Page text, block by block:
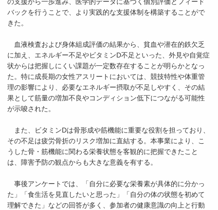
の支援から一歩進み、医学的データに基づく個別評価とフィード
バックを行うことで、より実践的な支援体制を構築することがで
きた。
血液検査および身体組成評価の結果から、貧血や潜在的鉄欠乏
に加え、エネルギー不足やビタミンD不足といった、外見や自覚症
状からは把握しにくい課題が一定数存在することが明らかとなっ
た。特に成長期の女性アスリートにおいては、競技特性や体重管
理の影響により、必要なエネルギー摂取が不足しやすく、その結
果として筋量の増加不良やコンディション低下につながる可能性
が示唆された。
また、ビタミンDは骨形成や筋機能に重要な役割を担っており、
その不足は疲労骨折のリスク増加に直結する。本事業により、こ
うした骨・筋機能に関わる栄養状態を客観的に把握できたこと
は、障害予防の観点からも大きな意義を有する。
事後アンケートでは、「自分に必要な栄養素が具体的に分かっ
た」「食生活を見直したいと思った」「自分の体の状態を初めて
理解できた」などの回答が多く、参加者の健康意識の向上と行動